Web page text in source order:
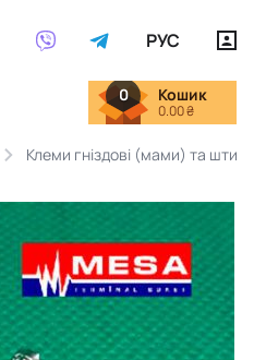
РУС
0 Кошик
0.00 ₴
Клеми гніздові (мами) та